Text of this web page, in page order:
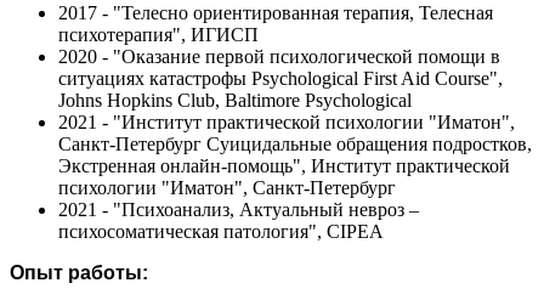
2017 - "Телесно ориентированная терапия, Телесная
психотерапия", ИГИСП
2020 - "Оказание первой психологической помощи в
ситуациях катастрофы Psychological First Aid Course",
Johns Hopkins Club, Baltimore Psychological
2021 - "Институт практической психологии "Иматон",
Санкт-Петербург Суицидальные обращения подростков,
Экстренная онлайн-помощь", Институт практической
психологии "Иматон", Санкт-Петербург
2021 - "Психоанализ, Актуальный невроз –
психосоматическая патология", CIPEA
Опыт работы: